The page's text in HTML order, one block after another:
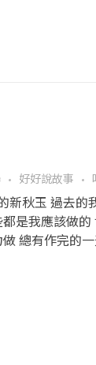
好好說故事
新秋玉 過去的
是我應該做
總有作完的